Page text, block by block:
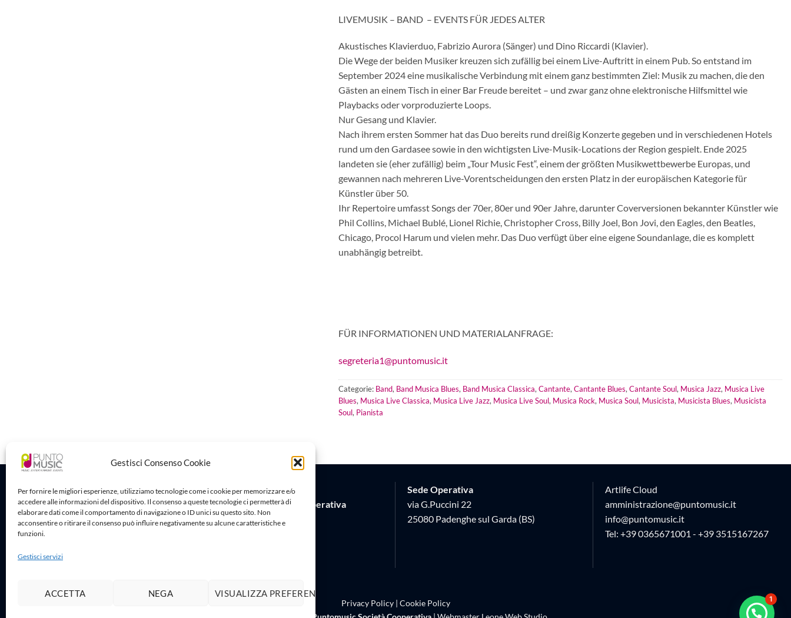
Gestisci Consenso Cookie
Per fornire le migliori esperienze, utilizziamo tecnologie come i cookie per memorizzare e/o
accedere alle informazioni del dispositivo. Il consenso a queste tecnologie ci permetterà di
elaborare dati come il comportamento di navigazione o ID unici su questo sito. Non
acconsentire o ritirare il consenso può influire negativamente su alcune caratteristiche e
funzioni.
Gestisci servizi
ACCETTA NEGA VISUALIZZA PREFERENZE
LIVEMUSIK – BAND – EVENTS FÜR JEDES ALTER
Akustisches Klavierduo, Fabrizio Aurora (Sänger) und Dino Riccardi (Klavier).
Die Wege der beiden Musiker kreuzen sich zufällig bei einem Live-Auftritt in einem Pub. So entstand im
September 2024 eine musikalische Verbindung mit einem ganz bestimmten Ziel: Musik zu machen, die den
Gästen an einem Tisch in einer Bar Freude bereitet – und zwar ganz ohne elektronische Hilfsmittel wie
Playbacks oder vorproduzierte Loops.
Nur Gesang und Klavier.
Nach ihrem ersten Sommer hat das Duo bereits rund dreißig Konzerte gegeben und in verschiedenen Hotels
rund um den Gardasee sowie in den wichtigsten Live-Musik-Locations der Region gespielt. Ende 2025
landeten sie (eher zufällig) beim „Tour Music Fest“, einem der größten Musikwettbewerbe Europas, und
gewannen nach mehreren Live-Vorentscheidungen den ersten Platz in der europäischen Kategorie für
Künstler über 50.
Ihr Repertoire umfasst Songs der 70er, 80er und 90er Jahre, darunter Coverversionen bekannter Künstler wie
Phil Collins, Michael Bublé, Lionel Richie, Christopher Cross, Billy Joel, Bon Jovi, den Eagles, den Beatles,
Chicago, Procol Harum und vielen mehr. Das Duo verfügt über eine eigene Soundanlage, die es komplett
unabhängig betreibt.
FÜR INFORMATIONEN UND MATERIALANFRAGE:
segreteria1@puntomusic.it
Categorie: Band, Band Musica Blues, Band Musica Classica,Cantante,Cantante Blues,Cantante Soul, Musica Jazz, Musica Live
Blues, Musica Live Classica, Musica Live Jazz, Musica Live Soul, Musica Rock, Musica Soul, Musicista, Musicista Blues, Musicista
Soul, Pianista
Sede Legale
Puntomusic Società Cooperativa
Via G.B. Rota 17
Sede Operativa
via G.Puccini 22
25080 Padenghe sul Garda (BS)
Artlife Cloud
amministrazione@puntomusic.it
info@puntomusic.it
Tel: +39 0365671001 - +39 3515167267
Privacy Policy| Cookie Policy
1